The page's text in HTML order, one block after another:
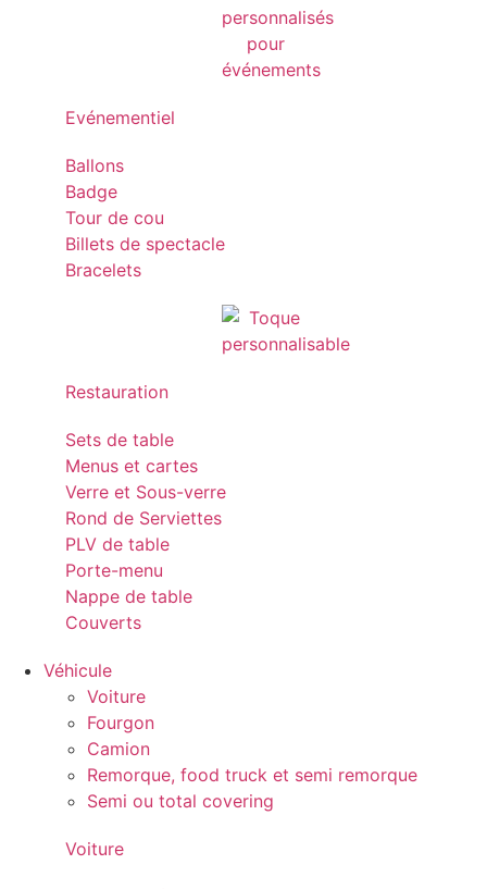
Evénementiel
Ballons
Badge
Tour de cou
Billets de spectacle
Bracelets
Restauration
Sets de table
Menus et cartes
Verre et Sous-verre
Rond de Serviettes
PLV de table
Porte-menu
Nappe de table
Couverts
Véhicule
Voiture
Fourgon
Camion
Remorque, food truck et semi remorque
Semi ou total covering
Voiture